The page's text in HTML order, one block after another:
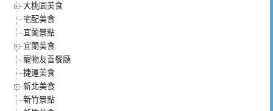
大桃園美食
宅配美食
宜蘭景點
宜蘭美食
寵物友善餐廳
捷運美食
新北美食
新竹景點